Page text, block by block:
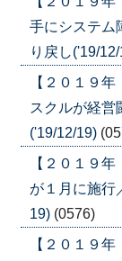
手にシステム
り戻し('19/
【２０１９
スクルが経営
('19/12/19)
【２０１９
が１月に施行
19) (0576)
【２０１９